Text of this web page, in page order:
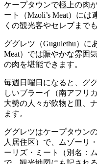
ケープタウンで極上の肉
ート（Mzoli’s Meat）に
くの観光客やセレブまで
ググレツ（Gugulethu）に
Meat）では賑やかな雰囲
の肉を堪能できます。
毎週日曜日になると、グ
しいブラーイ（南アフリ
大勢の人々が飲物と皿、
ます。
ググレツはケープタウン
人居住区）で、ムゾーリ
ーリズ・ミート（別名：